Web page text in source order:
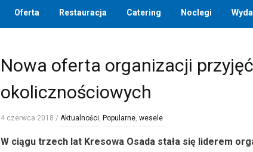
Oferta Restauracja Catering Noclegi
Nowa oferta organizacji przyjęć
okolicznościowych
4 czerwca 2018 /Aktualności, Popularne,wesele
W ciągu trzech lat Kresowa Osada stała się liderem